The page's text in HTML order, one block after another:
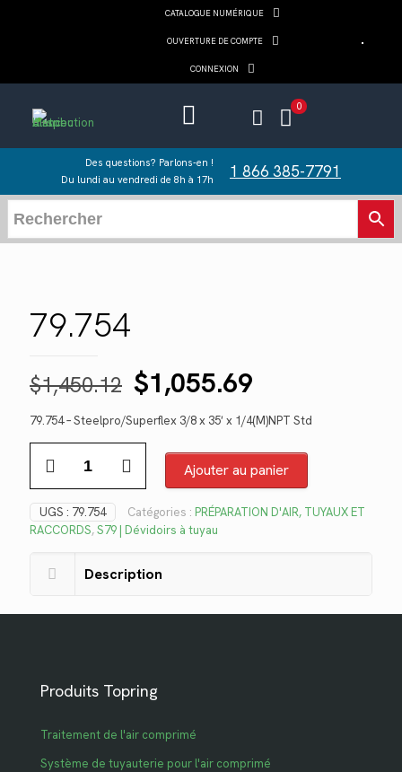
CATALOGUE NUMÉRIQUE
OUVERTURE DE COMPTE
CONNEXION
0
Des questions? Parlons-en !
Du lundi au vendredi de 8h à 17h
1 866 385-7791
79.754
$1,450.12 Le
prix
initial
était :
$1,450.12.
$1,055.69
prix
actuel
est :
$1,055.69.
79.754 – Steelpro/Superflex 3/8 x 35′ x 1/4(M)NPT Std
Ajouter au panier
UGS : 79.754 Catégories : PRÉPARATION D'AIR, TUYAUX ET
RACCORDS,S79 | Dévidoirs à tuyau
Description
Produits Topring
Traitement de l'air comprimé
Système de tuyauterie pour l'air comprimé